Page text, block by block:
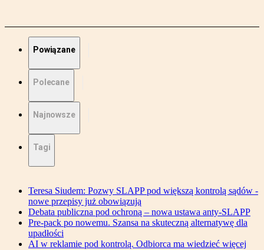
Powiązane
Polecane
Najnowsze
Tagi
Teresa Siudem: Pozwy SLAPP pod większą kontrolą sądów -
nowe przepisy już obowiązują
Debata publiczna pod ochroną – nowa ustawa anty-SLAPP
Pre-pack po nowemu. Szansa na skuteczną alternatywę dla
upadłości
AI w reklamie pod kontrolą. Odbiorca ma wiedzieć więcej